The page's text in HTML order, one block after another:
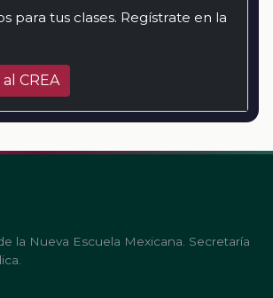
para tus clases. Regístrate en la
CREA
la Nueva Escuela Mexicana. Secretaría